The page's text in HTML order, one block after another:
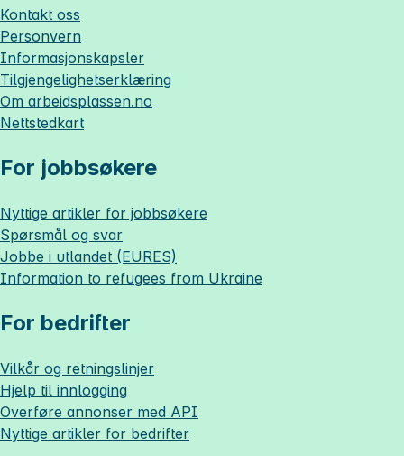
Kontakt oss
Personvern
Informasjonskapsler
Tilgjengelighetserklæring
Om arbeidsplassen.no
Nettstedkart
For jobbsøkere
Nyttige artikler for jobbsøkere
Spørsmål og svar
Jobbe i utlandet (EURES)
Information to refugees from Ukraine
For bedrifter
Vilkår og retningslinjer
Hjelp til innlogging
Overføre annonser med API
Nyttige artikler for bedrifter